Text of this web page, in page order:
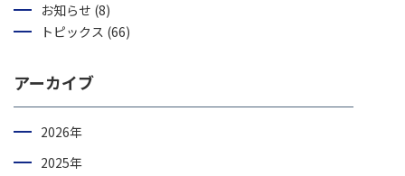
お知らせ (8)
トピックス (66)
アーカイブ
2026年
2025年